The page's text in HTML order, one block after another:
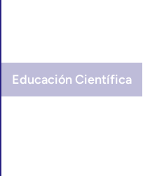
Educación Científica